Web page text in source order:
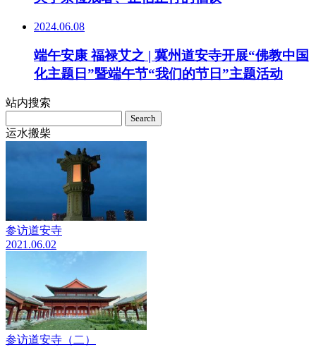
2024.06.08
端午安康 福禄艾之 | 冀州道安寺开展“佛教中国
化主题日”暨端午节“我们的节日”主题活动
站内搜索
for:
运水搬柴
参访道安寺
2021.06.02
参访道安寺（二）